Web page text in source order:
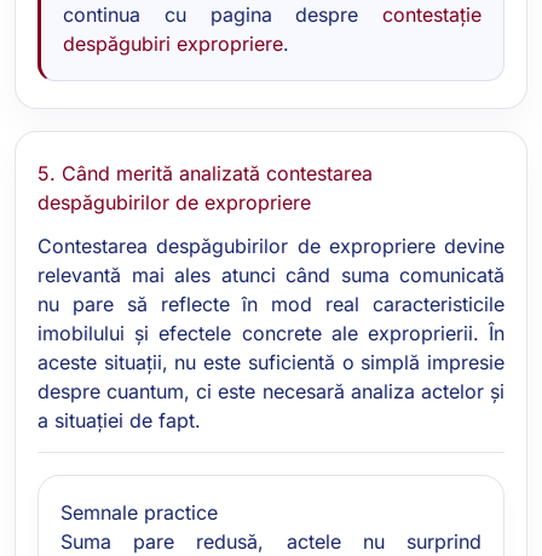
continua cu pagina despre contestație
despăgubiri expropriere.
5. Când merită analizată contestarea
despăgubirilor de expropriere
Contestarea despăgubirilor de expropriere devine
relevantă mai ales atunci când suma comunicată
nu pare să reflecte în mod real caracteristicile
imobilului și efectele concrete ale exproprierii. În
aceste situații, nu este suficientă o simplă impresie
despre cuantum, ci este necesară analiza actelor și
a situației de fapt.
Semnale practice
Suma pare redusă, actele nu surprind